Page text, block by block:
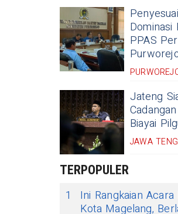
Dominasi
PPAS
Jateng
Biayai
JAWA
TERPOPULER
1
Ini Rangkaian
Kota Magelang,